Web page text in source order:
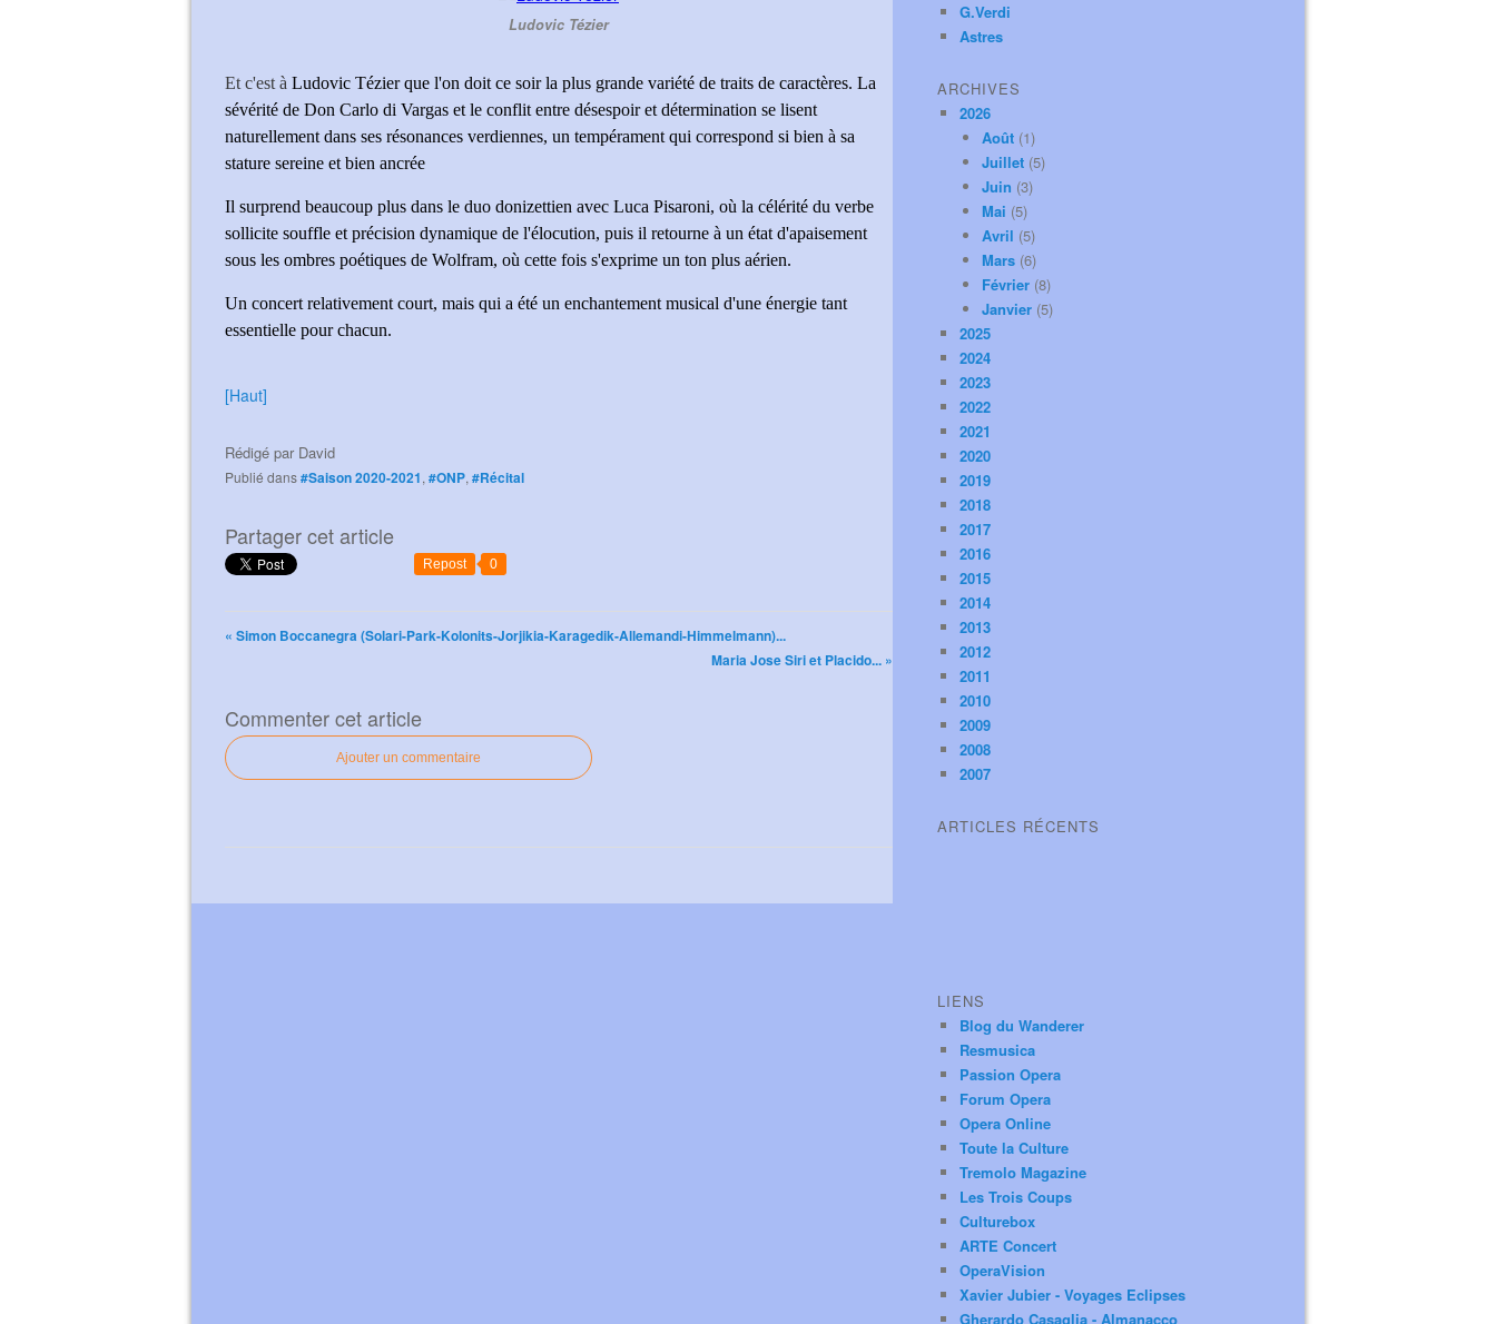
Ludovic Tézier
Et c'est à Ludovic Tézier que l'on doit ce soir la plus grande variété de traits de caractères. La
sévérité de Don Carlo di Vargas et le conflit entre désespoir et détermination se lisent
naturellement dans ses résonances verdiennes, un tempérament qui correspond si bien à sa
stature sereine et bien ancrée
Il surprend beaucoup plus dans le duo donizettien avec Luca Pisaroni, où la célérité du verbe
sollicite souffle et précision dynamique de l'élocution, puis il retourne à un état d'apaisement
sous les ombres poétiques de Wolfram, où cette fois s'exprime un ton plus aérien.
​​Un concert relativement court, mais qui a été un enchantement musical d'une énergie tant
essentielle pour chacun.
[Haut]
Rédigé par David
Publié dans#Saison 2020-2021, #ONP, #Récital
Partager cet article
Repost 0
« Simon Boccanegra (Solari-Park-Kolonits-Jorjikia-Karagedik-Allemandi-Himmelmann)...
Maria Jose Siri et Placido... »
Commenter cet article
Ajouter un commentaire
G.Verdi
Astres
ARCHIVES
2026
Août (1)
Juillet (5)
Juin (3)
Mai (5)
Avril (5)
Mars (6)
Février (8)
Janvier (5)
2025
2024
2023
2022
2021
2020
2019
2018
2017
2016
2015
2014
2013
2012
2011
2010
2009
2008
2007
ARTICLES RÉCENTS
LIENS
Blog du Wanderer
Resmusica
Passion Opera
Forum Opera
Opera Online
Toute la Culture
Tremolo Magazine
Les Trois Coups
Culturebox
ARTE Concert
OperaVision
Xavier Jubier - Voyages Eclipses
Gherardo Casaglia - Almanacco